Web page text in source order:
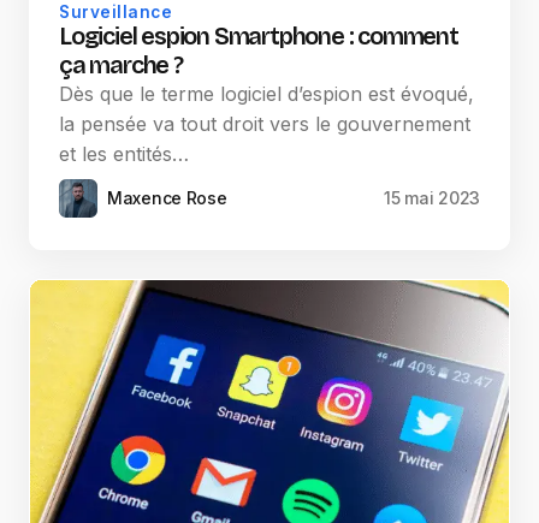
Surveillance
Logiciel espion Smartphone : comment
ça marche ?
Dès que le terme logiciel d’espion est évoqué,
la pensée va tout droit vers le gouvernement
et les entités…
Maxence Rose 15 mai 2023